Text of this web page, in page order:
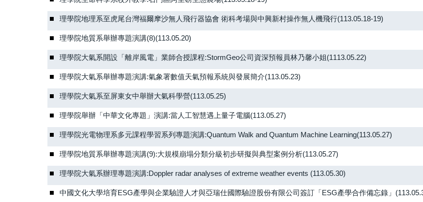
理學院地理系至虎尾台灣福爾摩沙無人飛行器協會 術科考場與中興新村操作無人機飛行(113.05.18-19)
理學院地質系舉辦專題演講(8)(113.05.20)
理學院大氣系開設「離岸風電」業師合授課程:StormGeo公司資深預報員林乃馨小姐(1113.05.22)
理學院大氣系舉辦專題演講:氣象署數值天氣預報系統與發展簡介(113.05.23)
理學院大氣系至屏東女中舉辦大氣科學營(113.05.25)
理學院舉辦「中華文化專題」演講:當人工智慧遇上量子電腦(113.05.27)
理學院光電物理系多元課程學習系列專題演講:Quantum Walk and Quantum Machine Learning(113.05.27)
理學院地質系舉辦專題演講(9):大規模崩塌分類分級初步研擬與典型案例分析(113.05.27)
理學院大氣系辦理專題演講:Doppler radar analyses of extreme weather events (113.05.30)
中國文化大學培育ESG產學與企業驗證人才與亞瑞仕國際驗證股份有限公司簽訂「ESG產學合作備忘錄」